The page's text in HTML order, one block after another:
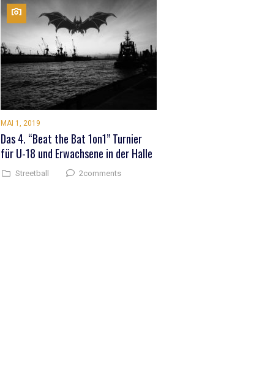
MAI 1, 2019
Das 4. “Beat the Bat 1on1” Turnier
für U-18 und Erwachsene in der Halle
Streetball 2comments